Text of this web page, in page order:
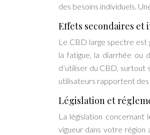
des besoins individuels.
Effets secondaires et
Le CBD large spectre est
la fatigue, la diarrhée ou
d’utiliser du CBD, surtout
utilisateurs rapportent
Législation et
La législation concernant
vigueur dans votre